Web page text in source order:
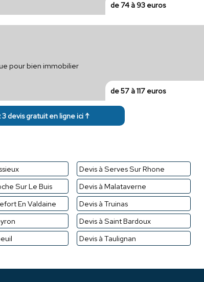
de 74 à 93 euros
pour bien immobilier
de 57 à 117 euros
devis gratuit en ligne ici ↑
Devis à Serves Sur Rhone
Sur Le Buis
Devis à Malataverne
En Valdaine
Devis à Truinas
Devis à Saint Bardoux
Devis à Taulignan